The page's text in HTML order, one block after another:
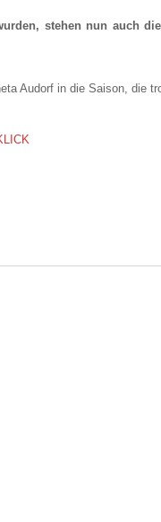
stehen nun auch
Audorf in die Saison, die